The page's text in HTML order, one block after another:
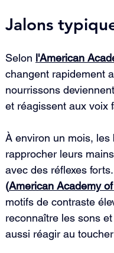
Jalons
Selon l'American
changent rapidement
nourrissons
et réagissent aux voix
À environ un mois,
rapprocher leurs
avec des réflexes
(American Academy
motifs de contraste
reconnaître les sons
aussi réagir au